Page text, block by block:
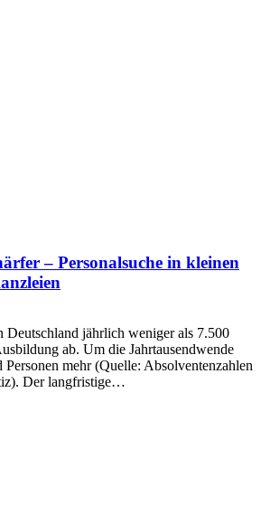
– Personalsuche in kleinen
jährlich weniger als 7.500
ab. Um die Jahrtausendwende
Personen mehr (Quelle: Absolventenzahlen
Der langfristige…